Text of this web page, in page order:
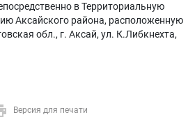
в Территориальную
Аксайского района, расположенную
обл., г. Аксай, ул. К.Либкнехта,
Версия для печати